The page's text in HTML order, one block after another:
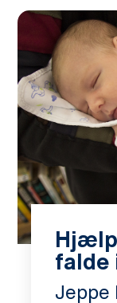
falde
Jeppe